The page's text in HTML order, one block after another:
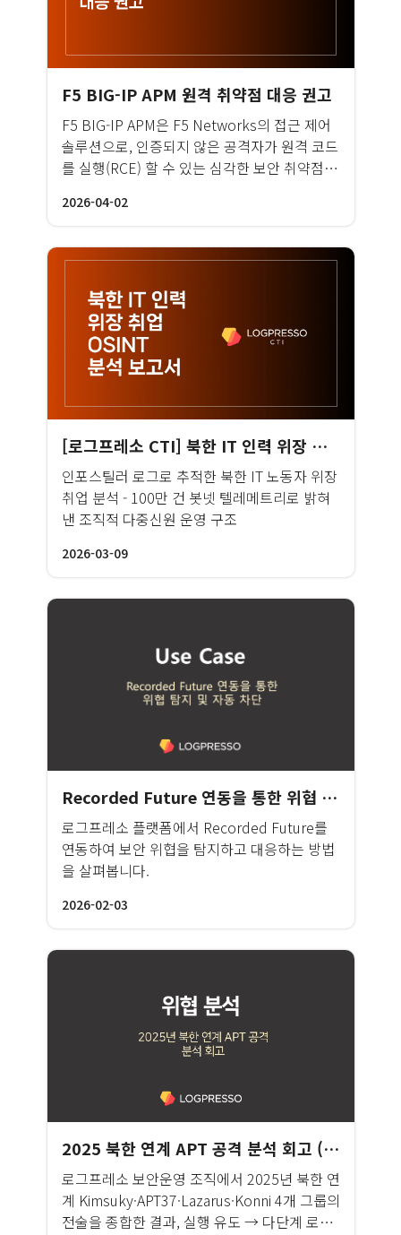
F5 BIG-IP APM 원격 취약점 대응 권고
F5 BIG-IP APM은 F5 Networks의 접근 제어
솔루션으로, 인증되지 않은 공격자가 원격 코드
를 실행(RCE) 할 수 있는 심각한 보안 취약점이
2026-04-02
[로그프레소 CTI] 북한 IT 인력 위장 취업 OSINT 분석 보고서
인포스틸러 로그로 추적한 북한 IT 노동자 위장
취업 분석 - 100만 건 봇넷 텔레메트리로 밝혀
낸 조직적 다중신원 운영 구조
2026-03-09
Recorded Future 연동을 통한 위협 탐지 및 자동 차단
로그프레소 플랫폼에서 Recorded Future를
연동하여 보안 위협을 탐지하고 대응하는 방법
을 살펴봅니다.
2026-02-03
2025 북한 연계 APT 공격 분석 회고 (Lazarus · Kimsuky · APT37 · Konni)
로그프레소 보안운영 조직에서 2025년 북한 연
계 Kimsuky·APT37·Lazarus·Konni 4개 그룹의
전술을 종합한 결과, 실행 유도 → 다단계 로더